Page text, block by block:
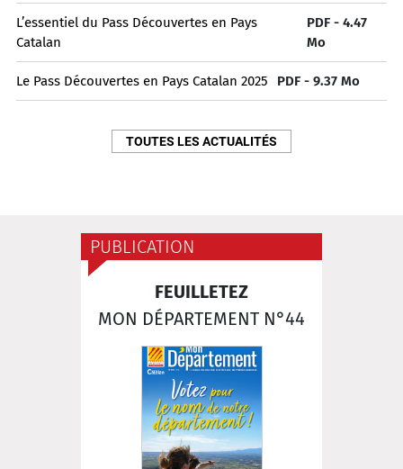
L’essentiel du Pass Découvertes en Pays
Catalan
PDF - 4.47
Mo
Le Pass Découvertes en Pays Catalan 2025 PDF - 9.37 Mo
TOUTES LES ACTUALITÉS
PUBLICATION
FEUILLETEZ
MON DÉPARTEMENT N°44